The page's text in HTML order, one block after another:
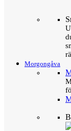
Morgongåva